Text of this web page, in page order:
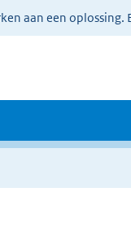
aan een oplossing.